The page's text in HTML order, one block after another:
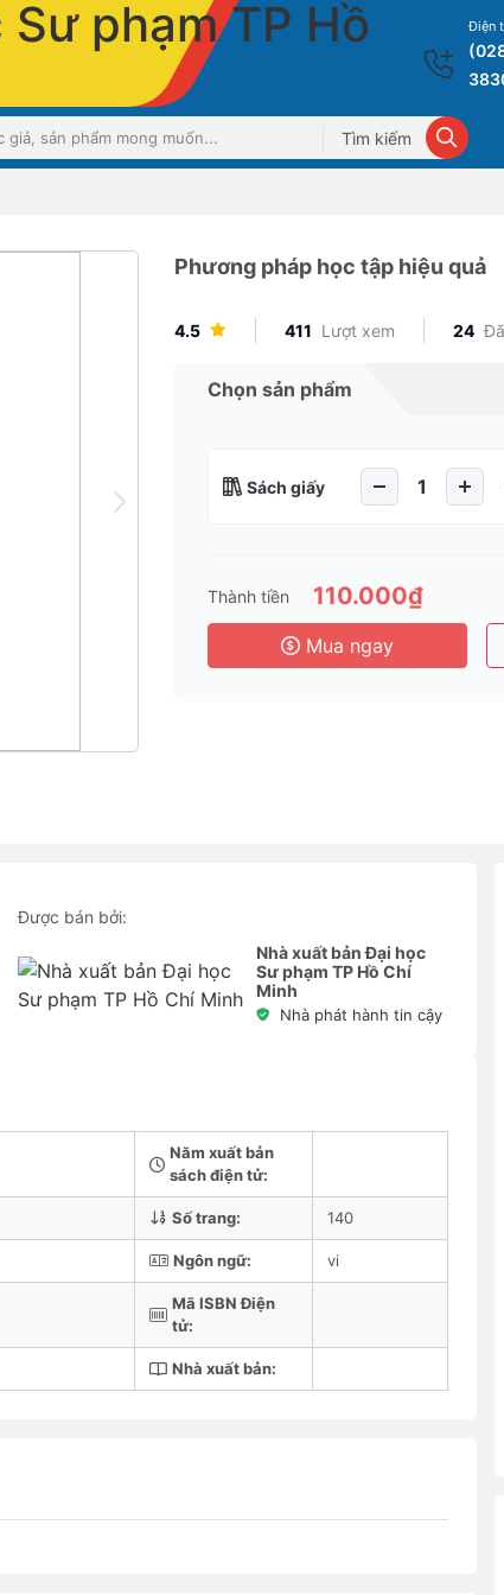
Điện
Tìm kiếm
Phương pháp học tập hiệu quả
4.5 411 Lượt xem 24
Chọn sản phẩm
Sách giấy
Thành tiền 110.000₫
Mua ngay
Được bán bởi:
Nhà xuất bản Đại học
Sư phạm TP Hồ Chí
Minh
Nhà phát hành tin cậy
Năm xuất bản
sách điện tử:
Số trang: 140
Ngôn ngữ: vi
Mã ISBN Điện
tử:
Nhà xuất bản: